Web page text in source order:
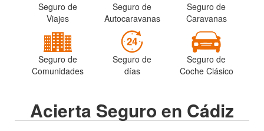
Seguro de
Viajes
Seguro de
Autocaravanas
Seguro de
Caravanas
Seguro de
Comunidades
Seguro de
días
Seguro de
Coche Clásico
Acierta Seguro en Cádiz